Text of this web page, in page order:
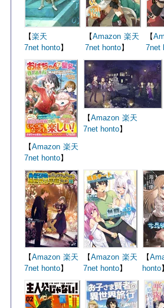
【楽天
7net honto】
【Amazon 楽天
7net honto】
【
7net
【Amazon 楽天
7net honto】
【Amazon 楽天
7net honto】
【Amazon 楽天
7net honto】
【Amazon 楽天
7net honto】
【
honto